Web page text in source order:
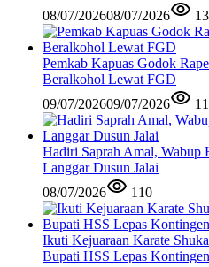
08/07/202608/07/2026
Pemkab Kapuas Godok
Beralkohol Lewat FGD
09/07/202609/07/2026
Hadiri Saprah Amal, Wabup
Langgar Dusun Jalai
08/07/2026
110
Ikuti Kejuaraan Karate
Bupati HSS Lepas